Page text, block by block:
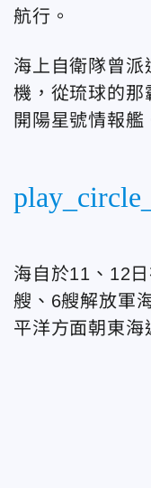
航行。
海上自衛隊曾
機，從琉球的那
開陽星號情報艦
海自於11、12
艘、6艘解放軍
平洋方面朝東海